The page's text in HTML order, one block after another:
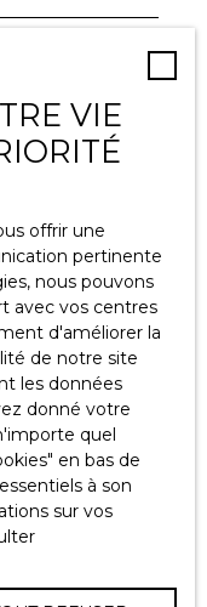
VIE
offrir une
pertinente
nous pouvons
avec vos centres
d'améliorer la
de notre site
les données
donné votre
quel
en bas de
à son
sur vos